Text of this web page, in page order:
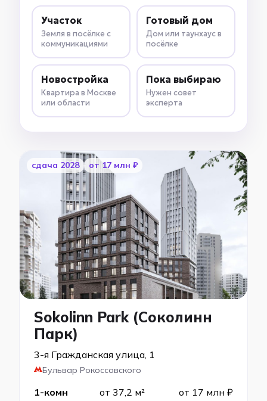
Участок
Земля в посёлке с
коммуникациями
Готовый дом
Дом или таунхаус в
посёлке
Новостройка
Квартира в Москве
или области
Пока выбираю
Нужен совет
эксперта
cдача 2028 от 17 млн ₽
Sokolinn Park (Соколинн
Парк)
3-я Гражданская улица, 1
Бульвар Рокоссовского
1-комн от 37,2 м²
от 17 млн ₽